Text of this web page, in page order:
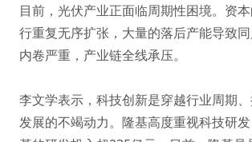
目前，光伏产业正面临周期性困境。资
行重复无序扩张，大量的落后产能导致
内卷严重，产业链全线承压。
李文学表示，科技创新是穿越行业周期
发展的不竭动力。隆基高度重视科技研